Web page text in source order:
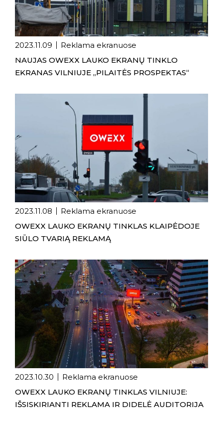
2023.11.09
Reklama ekranuose
NAUJAS OWEXX LAUKO EKRANŲ TINKLO
EKRANAS VILNIUJE „PILAITĖS PROSPEKTAS“
2023.11.08
Reklama ekranuose
OWEXX LAUKO EKRANŲ TINKLAS KLAIPĖDOJE
SIŪLO TVARIĄ REKLAMĄ
2023.10.30
Reklama ekranuose
OWEXX LAUKO EKRANŲ TINKLAS VILNIUJE:
IŠSISKIRIANTI REKLAMA IR DIDELĖ AUDITORIJA